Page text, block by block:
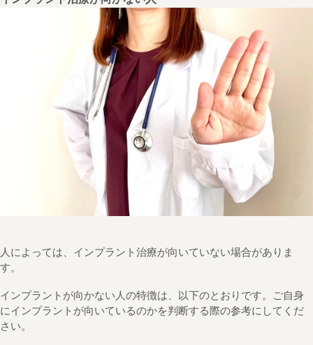
人によっては、インプラント治療が向いていない場合がありま
す。
インプラントが向かない人の特徴は、以下のとおりです。ご自身
にインプラントが向いているのかを判断する際の参考にしてくだ
さい。